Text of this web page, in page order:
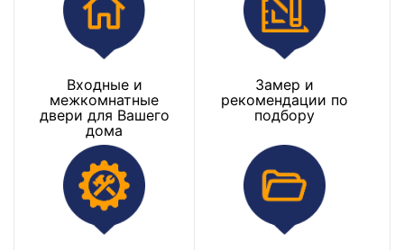
Входные и
межкомнатные
двери для Вашего
дома
Замер и
рекомендации по
подбору